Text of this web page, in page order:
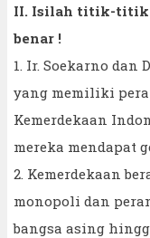
II. Isilah titik-titik
benar !
1. Ir. Soekarno dan
yang memiliki
Kemerdekaan
mereka mendapat
2. Kemerdekaan
monopoli dan
bangsa asing